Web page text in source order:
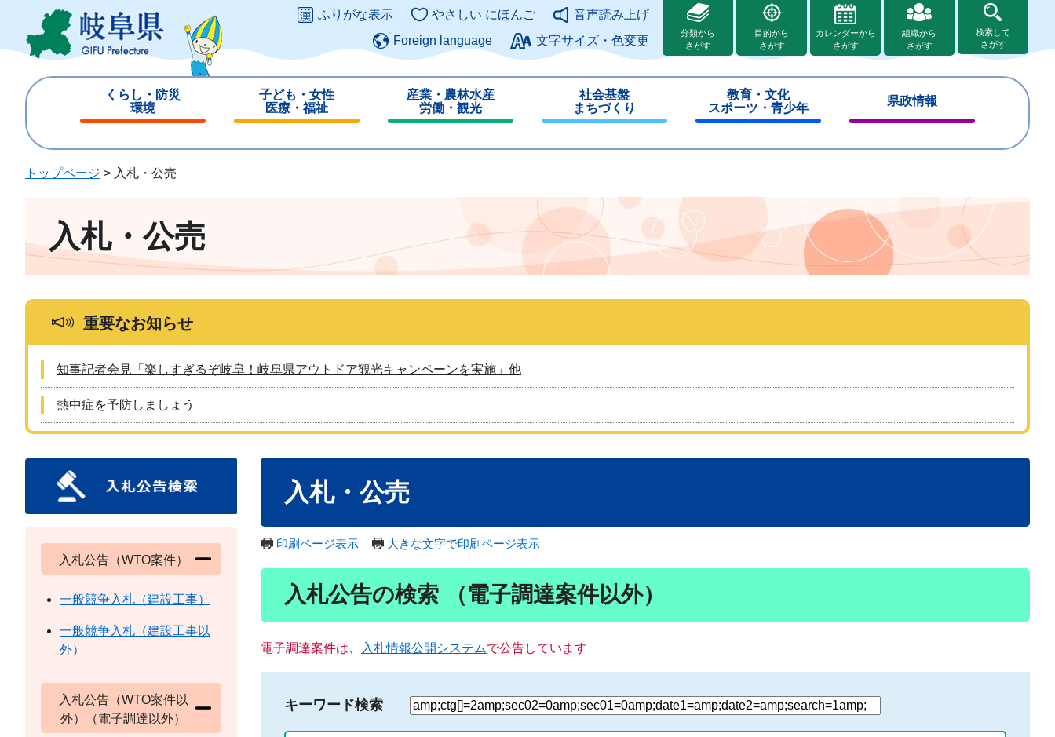
ジ
ュ
このページの本文へ
ふりがな表示 やさしい にほんご
音声読み上げ
Foreign language
文字サイズ・色変更
分類から
さがす
目的から
さがす
カレンダーから
さがす
組織から
さがす
検索して
さがす
くらし・防災
環境
じ
子ども・女性
医療・福祉
じ
産業・農林水産
労働・観光
じ
社会基盤
まちづくり
じ
教育・文化
スポーツ・青少年
じ
県政情報
じ
トップページ > 入札・公売
入札・公売
重要なお知らせ
知事記者会見「楽しすぎるぞ岐阜！岐阜県アウトドア観光キャンペーンを実施」他
熱中症を予防しましょう
入札・公売
印刷ページ表示 大きな文字で印刷ページ表示
入札公告の検索 （電子調達案件以外）
電子調達案件は、 入札情報公開システムで公告しています
キーワード検索
検
入札公告（WTO案件）
一般競争入札（建設工事）
一般競争入札（建設工事以
外）
入札公告（WTO案件以
外）（電子調達以外）